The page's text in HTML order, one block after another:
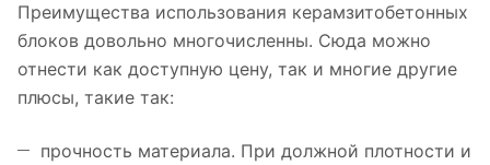
Преимущества использования керамзитобетонных
блоков довольно многочисленны. Сюда можно
отнести как доступную цену, так и многие другие
плюсы, такие так:
прочность материала. При должной плотности и